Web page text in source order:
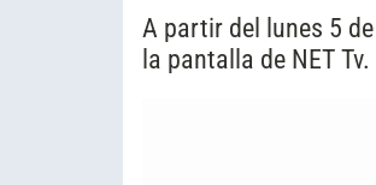
A partir del lunes 5
la pantalla de NET Tv.